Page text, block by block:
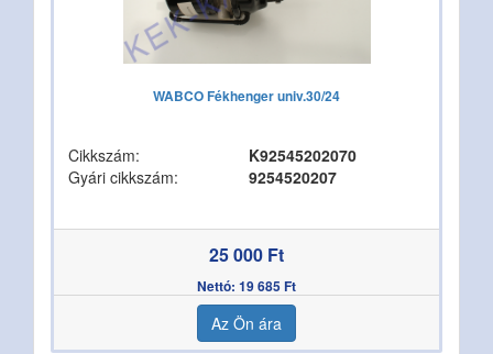
WABCO Fékhenger univ.30/24
Cikkszám:
K92545202070
Gyári cikkszám:
9254520207
25 000 Ft
Nettó: 19 685 Ft
Az Ön ára